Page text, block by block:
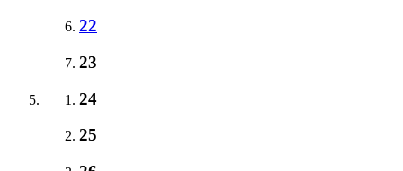
22
23
24
25